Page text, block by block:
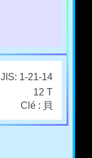
JIS: 1-21-14
12 T
Clé : 貝